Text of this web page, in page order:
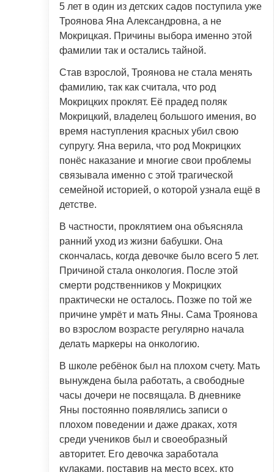
5 лет в один из детских садов поступила уже
Троянова Яна Александровна, а не
Мокрицкая. Причины выбора именно этой
фамилии так и остались тайной.
Став взрослой, Троянова не стала менять
фамилию, так как считала, что род
Мокрицких проклят. Её прадед поляк
Мокрицкий, владелец большого имения, во
время наступления красных убил свою
супругу. Яна верила, что род Мокрицких
понёс наказание и многие свои проблемы
связывала именно с этой трагической
семейной историей, о которой узнала ещё в
детстве.
В частности, проклятием она объясняла
ранний уход из жизни бабушки. Она
скончалась, когда девочке было всего 5 лет.
Причиной стала онкология. После этой
смерти родственников у Мокрицких
практически не осталось. Позже по той же
причине умрёт и мать Яны. Сама Троянова
во взрослом возрасте регулярно начала
делать маркеры на онкологию.
В школе ребёнок был на плохом счету. Мать
вынуждена была работать, а свободные
часы дочери не посвящала. В дневнике
Яны постоянно появлялись записи о
плохом поведении и даже драках, хотя
среди учеников был и своеобразный
авторитет. Его девочка заработала
кулаками, поставив на место всех, кто